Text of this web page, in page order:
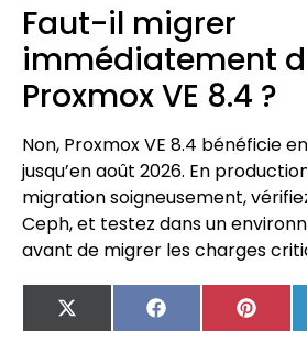
Faut-il migrer
immédiatement
Proxmox VE 8.4 ?
Non, Proxmox VE 8.4 bénéficie
jusqu’en août 2026. En
migration soigneusement,
Ceph, et testez dans un
avant de migrer les charges
X
(Twitter)
Facebook